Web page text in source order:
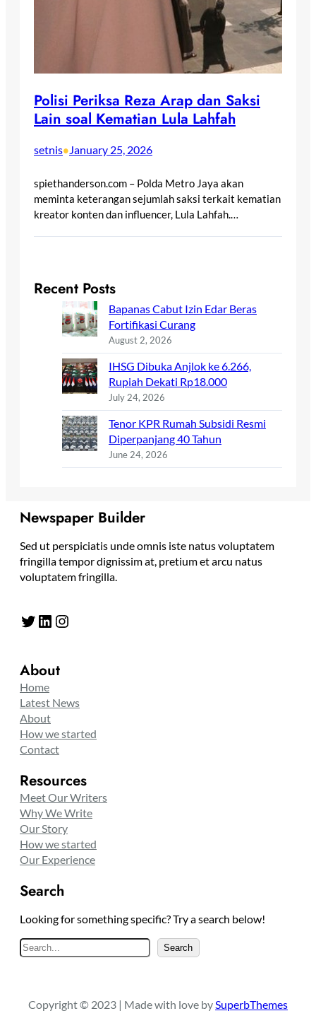
Polisi Periksa Reza Arap dan Saksi
Lain soal Kematian Lula Lahfah
setnis•January 25, 2026
spiethanderson.com – Polda Metro Jaya akan
meminta keterangan sejumlah saksi terkait kematian
kreator konten dan influencer, Lula Lahfah.…
Recent Posts
Bapanas Cabut Izin Edar Beras
Fortifikasi Curang
August 2, 2026
IHSG Dibuka Anjlok ke 6.266,
Rupiah Dekati Rp18.000
July 24, 2026
Tenor KPR Rumah Subsidi Resmi
Diperpanjang 40 Tahun
June 24, 2026
Newspaper Builder
Sed ut perspiciatis unde omnis iste natus voluptatem
fringilla tempor dignissim at, pretium et arcu natus
voluptatem fringilla.
Twitter LinkedIn Instagram
About
Home
Latest News
About
How we started
Contact
Resources
Meet Our Writers
Why We Write
Our Story
How we started
Our Experience
Search
Looking for something specific? Try a search below!
S
e
c
Search
Copyright © 2023 | Made with love by SuperbThemes